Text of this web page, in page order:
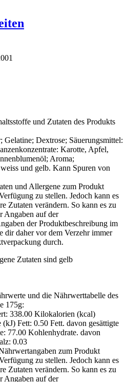
und Zutaten des Produkts
Dextrose; Säuerungsmittel:
Karotte, Apfel,
Aroma;
und gelb. Kann Spuren von
und Allergene zum Produkt
zu stellen. Jedoch kann es
Zutaten verändern. So kann es zu
Angaben auf der
der Produktbeschreibung im
dir daher vor dem Verzehr immer
durch.
Zutaten sind gelb
und die Nährwerttabelle des
175g:
338.00 Kilokalorien (kcal)
Fett: 0.50 Fett. davon gesättigte
77.00 Kohlenhydrate. davon
0.03
zum Produkt
zu stellen. Jedoch kann es
Zutaten verändern. So kann es zu
Angaben auf der